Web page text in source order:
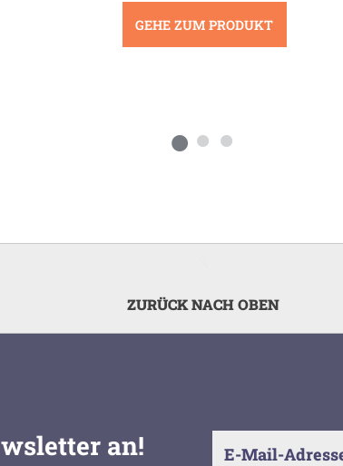
GEHE ZUM PRODUKT
ZURÜCK NACH OBEN
an!